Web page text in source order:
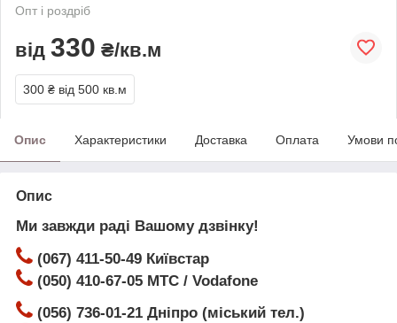
Опт і роздріб
від 330 ₴/кв.м
300 ₴ від 500 кв.м
Опис Характеристики Доставка Оплата Умови
Опис
Ми завжди раді Вашому дзвінку!
(067) 411-50-49 Київстар
(050) 410-67-05 МТС / Vodafone
(056) 736-01-21 Дніпро (міський тел.)